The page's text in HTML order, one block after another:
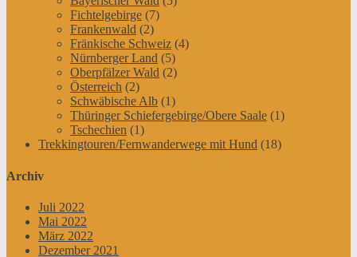
Fichtelgebirge (7)
Frankenwald (2)
Fränkische Schweiz (4)
Nürnberger Land (5)
Oberpfälzer Wald (2)
Österreich (2)
Schwäbische Alb (1)
Thüringer Schiefergebirge/Obere Saale (1)
Tschechien (1)
Trekkingtouren/Fernwanderwege mit Hund (18)
Archiv
Juli 2022
Mai 2022
März 2022
Dezember 2021